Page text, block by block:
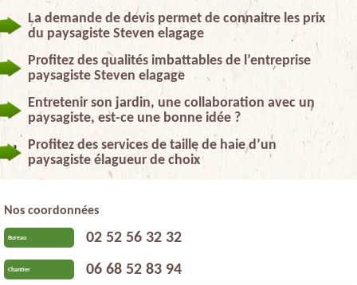
La demande de devis permet de connaitre les prix
du paysagiste Steven elagage
Profitez des qualités imbattables de l’entreprise
paysagiste Steven elagage
Entretenir son jardin, une collaboration avec un
paysagiste, est-ce une bonne idée ?
Profitez des services de taille de haie d’un
paysagiste élagueur de choix
Nos coordonnées
Bureau 02 52 56 32 32
Chantier 06 68 52 83 94